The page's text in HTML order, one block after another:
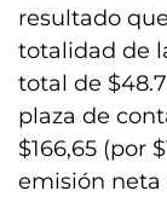
resultado
totalidad de
total de
plaza de
$166,65 (por
emisión neta